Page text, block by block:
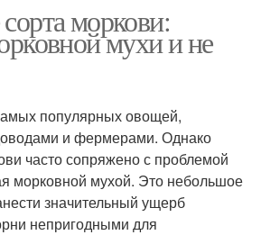
моркови:
мухи и не
популярных овощей,
и фермерами. Однако
часто сопряжено с проблемой
морковной мухой. Это небольшое
значительный ущерб
непригодными для